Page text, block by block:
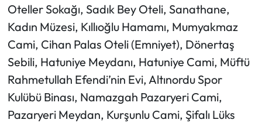
Oteller Sokağı, Sadık Bey Oteli, Sanathane,
Kadın Müzesi, Kıllıoğlu Hamamı, Mumyakmaz
Cami, Cihan Palas Oteli (Emniyet), Dönertaş
Sebili, Hatuniye Meydanı, Hatuniye Cami, Müftü
Rahmetullah Efendi’nin Evi, Altınordu Spor
Kulübü Binası, Namazgah Pazaryeri Cami,
Pazaryeri Meydan, Kurşunlu Cami, Şifalı Lüks